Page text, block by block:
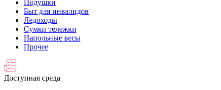
Подушки
Быт для инвалидов
Ледоходы
Сумки тележки
Напольные весы
Прочее
Доступная среда